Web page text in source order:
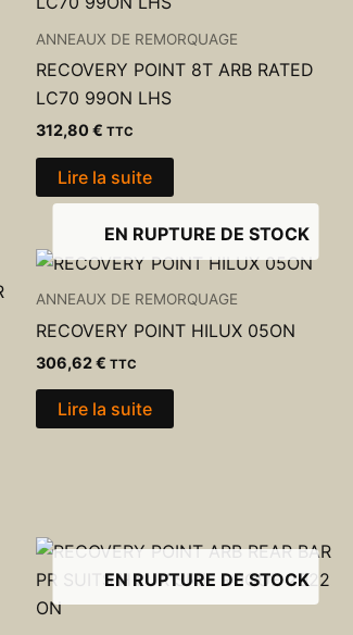
ANNEAUX DE REMORQUAGE
RECOVERY POINT 8T ARB RATED
LC70 99ON LHS
312,80€ TTC
Lire la suite
EN RUPTURE DE STOCK
ANNEAUX DE REMORQUAGE
RECOVERY POINT HILUX 05ON
306,62€ TTC
Lire la suite
EN RUPTURE DE STOCK